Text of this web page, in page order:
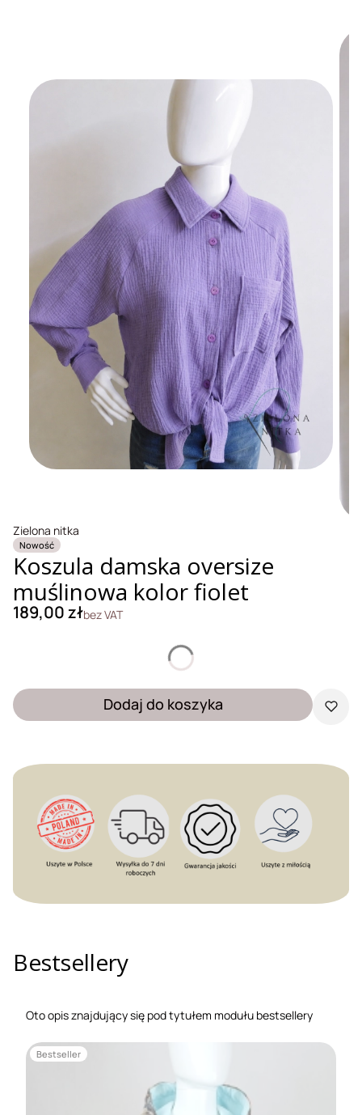
Zielona nitka
Nowość
Koszula damska oversize
muślinowa kolor fiolet
Cena
189,00 złbez VAT
Dodaj do koszyka
Bestsellery
Oto opis znajdujący się pod tytułem modułu bestsellery
Bestseller